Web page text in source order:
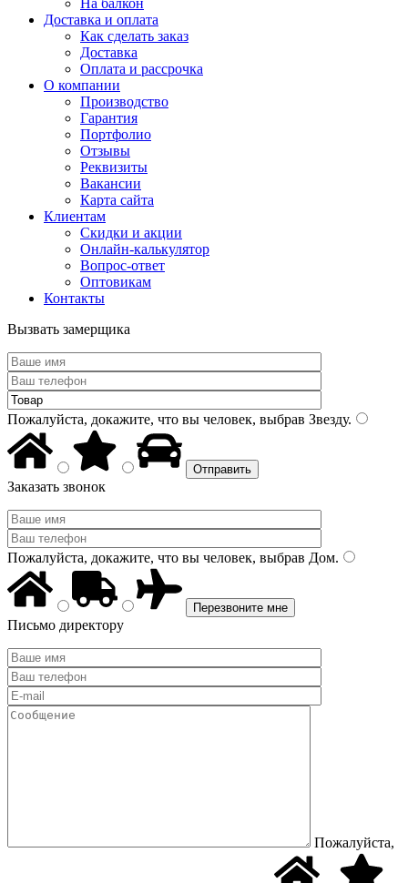
На балкон
Доставка и оплата
Как сделать заказ
Доставка
Оплата и рассрочка
О компании
Производство
Гарантия
Портфолио
Отзывы
Реквизиты
Вакансии
Карта сайта
Клиентам
Скидки и акции
Онлайн-калькулятор
Вопрос-ответ
Оптовикам
Контакты
Вызвать замерщика
Пожалуйста, докажите, что вы человек, выбрав Звезду.
Заказать звонок
Пожалуйста, докажите, что вы человек, выбрав Дом.
Письмо директору
Пожалуйста,